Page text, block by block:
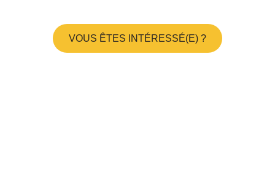
VOUS ÊTES INTÉRESSÉ(E) ?